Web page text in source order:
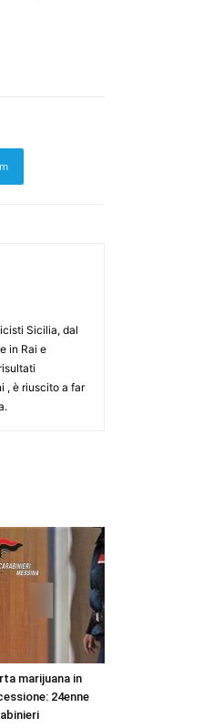
Sicilia, dal
in Rai e
, è riuscito a far
marijuana in
24enne